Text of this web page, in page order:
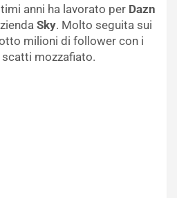
anni ha lavorato per Dazn
Sky. Molto seguita sui
milioni di follower con i
mozzafiato.